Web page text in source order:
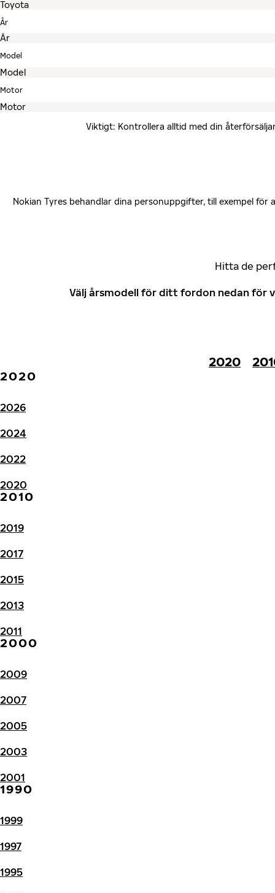
År
Model
Motor
Viktigt: Kontrollera alltid med din
Nokian Tyres behandlar dina personuppgifter, till exempel
Hitta de
Välj årsmodell för ditt fordon nedan för
2020
2020
2026
2024
2022
2020
2010
2019
2017
2015
2013
2011
2000
2009
2007
2005
2003
2001
1990
1999
1997
1995